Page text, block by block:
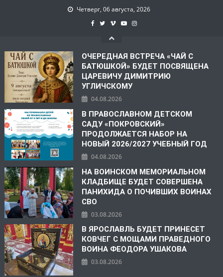
Четверг, 06 августа, 2026
ОЧЕРЕДНАЯ ВСТРЕЧА «ЧАЙ С
БАТЮШКОЙ» БУДЕТ ПОСВЯЩЕНА
ЦАРЕВИЧУ ДИМИТРИЮ
УГЛИЧСКОМУ
04.08.2026
В ПРАВОСЛАВНОМ ДЕТСКОМ
САДУ «ПОКРОВСКИЙ»
ПРОДОЛЖАЕТСЯ НАБОР НА
НОВЫЙ 2026/2027 УЧЕБНЫЙ ГОД
04.08.2026
НА ВОИНСКОМ МЕМОРИАЛЬНОМ
КЛАДБИЩЕ БУДЕТ СОВЕРШЕНА
ПАНИХИДА О ПОЧИВШИХ ВОИНАХ
СВО
03.08.2026
В ЯРОСЛАВЛЬ БУДЕТ ПРИНЕСЕТ
КОВЧЕГ С МОЩАМИ ПРАВЕДНОГО
ВОИНА ФЕОДОРА УШАКОВА
03.08.2026